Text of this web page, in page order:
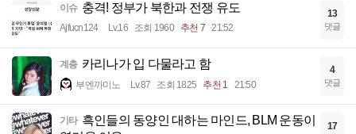
이슈 충격! 정부가 북한과 전쟁 유도
Ajfucn124 Lv.16 조회 1960 추천 7 21:52
13
댓글
계층 카리나가 입 다물라고 함
부엔까미노 Lv.87 조회 1825 추천 1 21:50
4
댓글
기타 흑인들의 동양인 대하는 마인드, BLM 운동이
17